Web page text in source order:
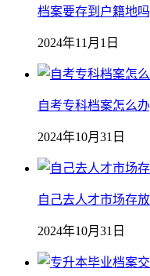
档案要存到户籍地
2024年11月1日
自考专科档案怎么
2024年10月31日
自己去人才市场存
2024年10月31日